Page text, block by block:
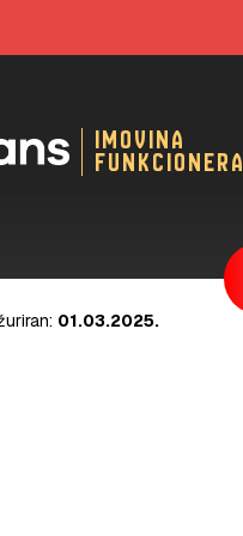
imovina
funkcionera
01.03.2025.